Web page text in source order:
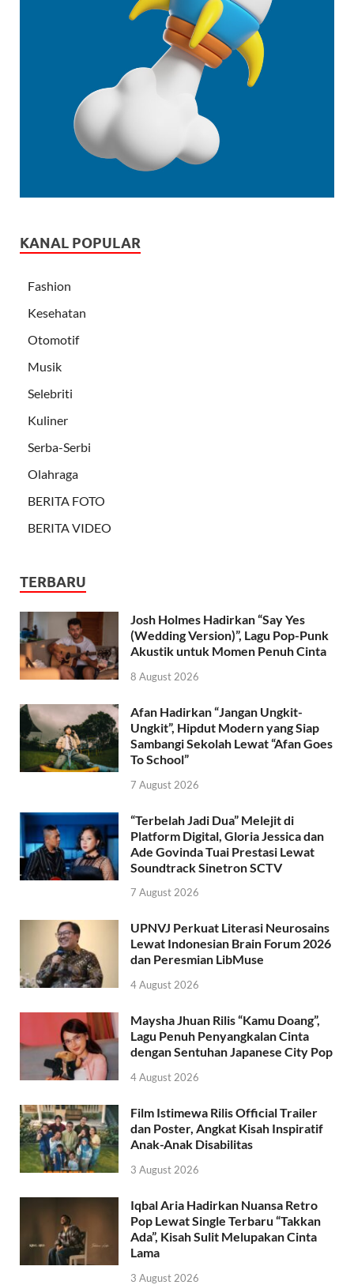
KANAL POPULAR
Fashion
Kesehatan
Otomotif
Musik
Selebriti
Kuliner
Serba-Serbi
Olahraga
BERITA FOTO
BERITA VIDEO
TERBARU
Josh Holmes Hadirkan “Say Yes
(Wedding Version)”, Lagu Pop-Punk
Akustik untuk Momen Penuh Cinta
8 August 2026
Afan Hadirkan “Jangan Ungkit-
Ungkit”, Hipdut Modern yang Siap
Sambangi Sekolah Lewat “Afan Goes
To School”
7 August 2026
“Terbelah Jadi Dua” Melejit di
Platform Digital, Gloria Jessica dan
Ade Govinda Tuai Prestasi Lewat
Soundtrack Sinetron SCTV
7 August 2026
UPNVJ Perkuat Literasi Neurosains
Lewat Indonesian Brain Forum 2026
dan Peresmian LibMuse
4 August 2026
Maysha Jhuan Rilis “Kamu Doang”,
Lagu Penuh Penyangkalan Cinta
dengan Sentuhan Japanese City Pop
4 August 2026
Film Istimewa Rilis Official Trailer
dan Poster, Angkat Kisah Inspiratif
Anak-Anak Disabilitas
3 August 2026
Iqbal Aria Hadirkan Nuansa Retro
Pop Lewat Single Terbaru “Takkan
Ada”, Kisah Sulit Melupakan Cinta
Lama
3 August 2026